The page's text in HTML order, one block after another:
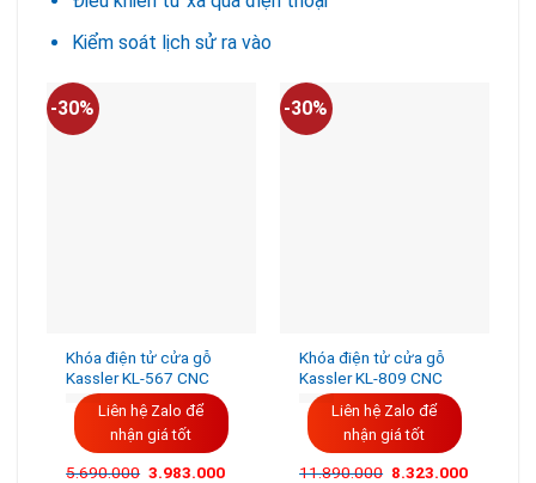
Kiểm soát lịch sử ra vào
-30%
Khóa điện tử cửa gỗ
Kassler KL-567 CNC
Liên hệ Zalo để
nhận giá tốt
5.690.000 3.983.000
-30%
Khóa điện tử cửa gỗ
Kassler KL-809 CNC
Liên hệ Zalo để
nhận giá tốt
11.890.000 8.323.000